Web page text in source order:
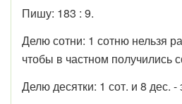
Пишу: 183 : 9.
Делю сотни: 1 сотню нельзя
чтобы в частном получились
Делю десятки: 1 сот. и 8 дес. -